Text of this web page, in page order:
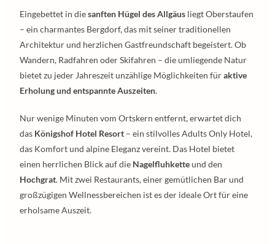
Eingebettet in diesanften Hügel des Allgäus liegt Oberstaufen
– ein charmantes Bergdorf, das mit seiner traditionellen
Architektur und herzlichen Gastfreundschaft begeistert. Ob
Wandern, Radfahren oder Skifahren – die umliegende Natur
bietet zu jeder Jahreszeit unzählige Möglichkeiten füraktive
Erholung und entspannte Auszeiten.
Nur wenige Minuten vom Ortskern entfernt, erwartet dich
das Königshof Hotel Resort – ein stilvolles Adults Only Hotel,
das Komfort und alpine Eleganz vereint. Das Hotel bietet
einen herrlichen Blick auf die Nagelfluhketteund den
Hochgrat. Mit zwei Restaurants, einer gemütlichen Bar und
großzügigen Wellnessbereichen ist es der ideale Ort für eine
erholsame Auszeit.